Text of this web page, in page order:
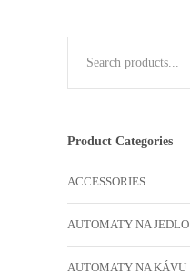
Product Categories
ACCESSORIES
AUTOMATY NA JEDLO
AUTOMATY NA KÁVU